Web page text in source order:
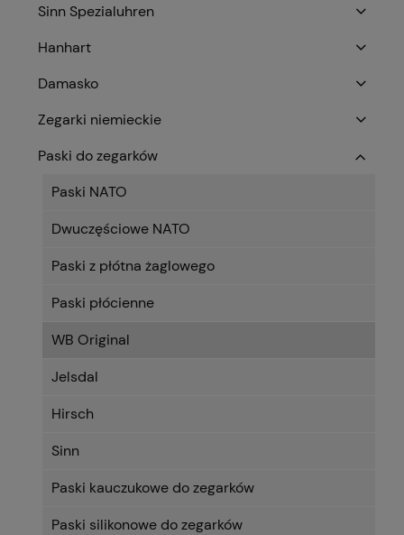
Sinn Spezialuhren
Hanhart
Damasko
Zegarki niemieckie
Paski do zegarków
Paski NATO
Dwuczęściowe NATO
Paski z płótna żaglowego
Paski płócienne
WB Original
Jelsdal
Hirsch
Sinn
Paski kauczukowe do zegarków
Paski silikonowe do zegarków